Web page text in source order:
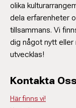
olika
dela erfarenheter
tillsammans. Vi
dig något nytt
utvecklas!
Kontakta Oss
Här finns vi!